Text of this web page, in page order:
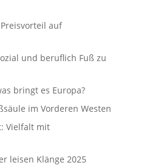
auf
und beruflich Fuß zu
bringt es Europa?
im Vorderen Westen
Vielfalt mit
leisen Klänge 2025